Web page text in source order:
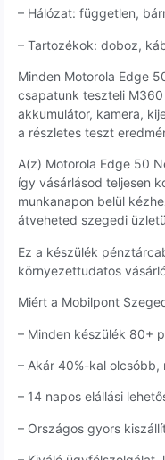
– Hálózat: független,
– Tartozékok: doboz,
Minden Motorola Edge
csapatunk teszteli
akkumulátor, kamera,
a részletes teszt
A(z) Motorola Edge 50
így vásárlásod teljesen
munkanapon belül
átveheted szegedi
Ez a készülék
környezettudatos
Miért a Mobilpont
– Minden készülék 80+
– Akár 40%-kal olcsóbb,
– 14 napos elállási
– Országos gyors